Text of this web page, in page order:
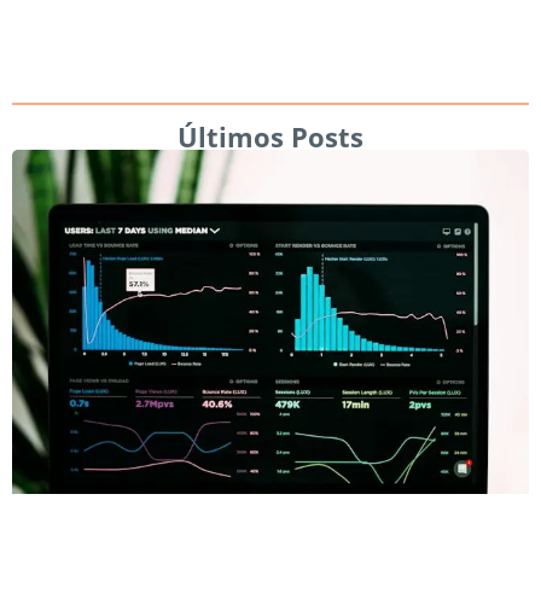
Últimos Posts